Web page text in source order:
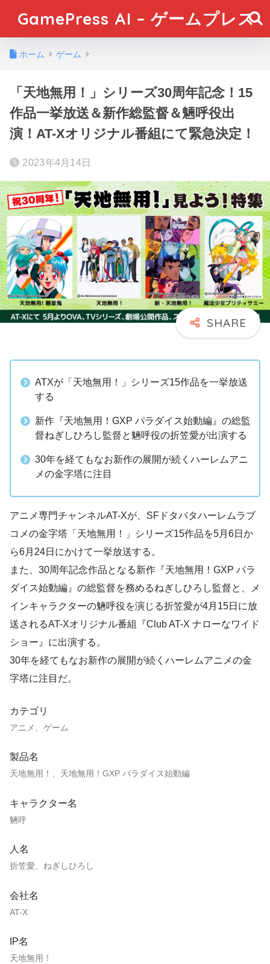
GamePress AI – ゲームプレス
ホーム ゲーム
「天地無用！」シリーズ30周年記念！15
作品一挙放送＆新作総監督＆魎呼役出
演！AT-Xオリジナル番組にて緊急決定！
2023年4月14日
ATXが「天地無用！」シリーズ15作品を一挙放送
する
新作『天地無用！GXP パラダイス始動編』の総監
督ねぎしひろし監督と魎呼役の折笠愛が出演する
30年を経てもなお新作の展開が続くハーレムアニ
メの金字塔に注目
アニメ専門チャンネルAT-Xが、SFドタバタハーレムラブ
コメの金字塔「天地無用！」シリーズ15作品を5月6日か
ら6月24日にかけて一挙放送する。
また、30周年記念作品となる新作『天地無用！GXP パラ
ダイス始動編』の総監督を務めるねぎしひろし監督と、メ
インキャラクターの魎呼役を演じる折笠愛が4月15日に放
送されるAT-Xオリジナル番組『Club AT-X ナローなワイド
ショー』に出演する。
30年を経てもなお新作の展開が続くハーレムアニメの金
字塔に注目だ。
カテゴリ
アニメ、ゲーム
製品名
天地無用！、天地無用！GXP パラダイス始動編
キャラクター名
魎呼
人名
折笠愛、ねぎしひろし
会社名
AT-X
IP名
天地無用！